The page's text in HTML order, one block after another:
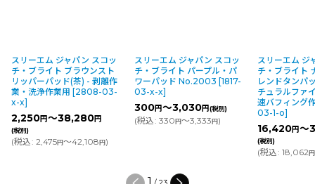
スリーエム ジャパン スコッ
チ・ブライト ブラウンスト
リッパーパッド(茶) - 剥離作
業・洗浄作業用 [2808-03-
x-x]
2,250円～38,280円
(税別)
(税込: 2,475円～42,108円)
スリーエム ジャパン スコッ
チ・ブライト パープル・パ
ワーパッド No.2003 [1817-
03-x-x]
300円～3,030円(税別)
(税込: 330円～3,333円)
スリーエム ジ
チ・ブライト
レンドタンパ
チュラルファ
速バフィング
03-1-o]
16,420円～
(税別)
(税込: 18,062円